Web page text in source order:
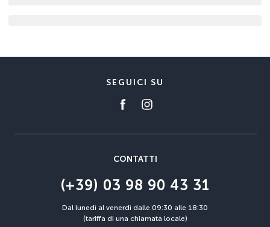
SEGUICI SU
CONTATTI
(+39) 03 98 90 43 31
Dal lunedì al venerdì dalle 09:30 alle 18:30
(tariffa di una chiamata locale)